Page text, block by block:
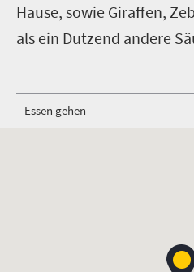
Hause, sowie Giraffen,
als ein Dutzend andere
Essen gehen